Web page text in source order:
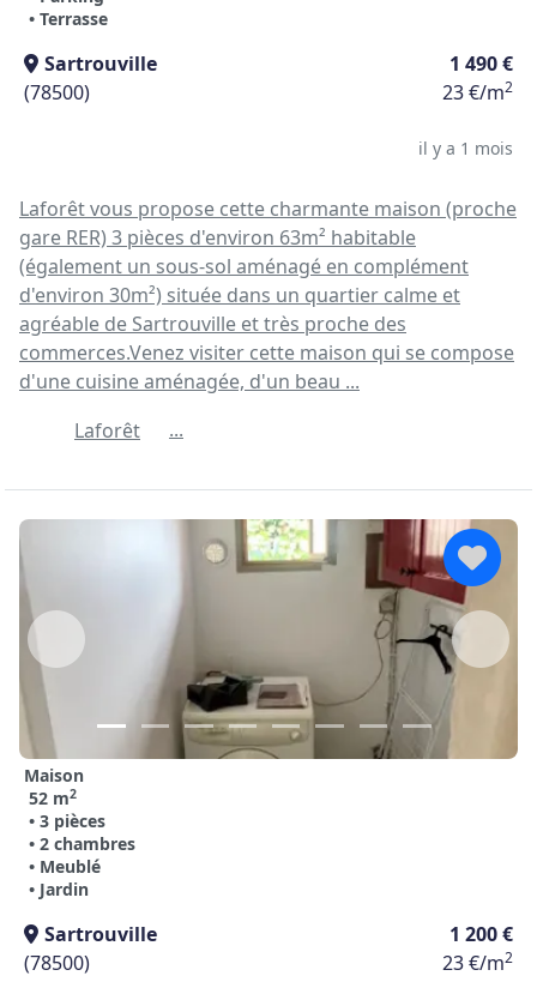
• Terrasse
Sartrouville
1 490 €
(78500)
23 €/m2
il y a 1 mois
Laforêt vous propose cette charmante maison (proche
gare RER) 3 pièces d'environ 63m² habitable
(également un sous-sol aménagé en complément
d'environ 30m²) située dans un quartier calme et
agréable de Sartrouville et très proche des
commerces.Venez visiter cette maison qui se compose
d'une cuisine aménagée, d'un beau ...
Laforêt
...
Maison
52 m2
• 3 pièces
• 2 chambres
• Meublé
• Jardin
Sartrouville
1 200 €
(78500)
23 €/m2